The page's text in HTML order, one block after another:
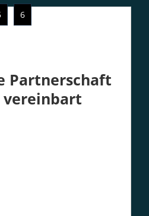
Partnerschaft
6